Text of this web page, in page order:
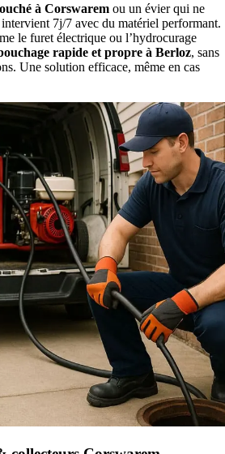
à Corswarem ou un évier qui ne
7j/7 avec du matériel performant.
le furet électrique ou l’hydrocurage
rapide et propre à Berloz, sans
Une solution efficace, même en cas